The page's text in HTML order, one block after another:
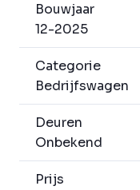
Bouwjaar
12-2025
Categorie
Bedrijfswagen
Deuren
Onbekend
Prijs